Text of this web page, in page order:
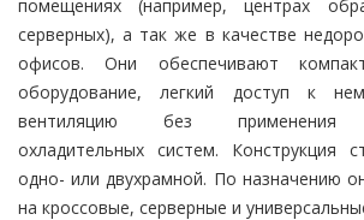
помещениях (например, центрах
серверных), а так же в качестве
офисов. Они обеспечивают
оборудование, легкий доступ к
вентиляцию без применения
охладительных систем. Конструкция
одно- или двухрамной. По назначению
на кроссовые, серверные и